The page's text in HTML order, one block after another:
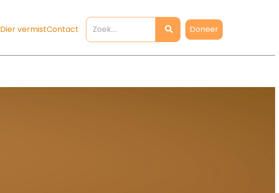
Dier vermistContact Doneer